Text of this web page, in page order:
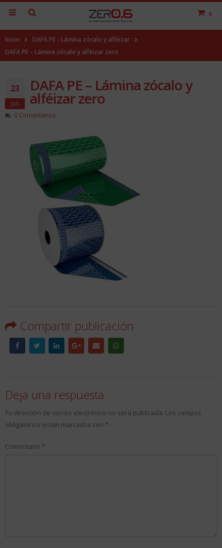
0
Inicio
DAFA PE - Lámina zócalo y alféizar
DAFA PE – Lámina zócalo y alféizar zero
23
Jun
DAFA PE – Lámina zócalo y
alféizar zero
0 Comentarios
Compartir publicación
Deja una respuesta
Tu dirección de correo electrónico no será publicada. Los campos
obligatorios están marcados con *
Comentario *